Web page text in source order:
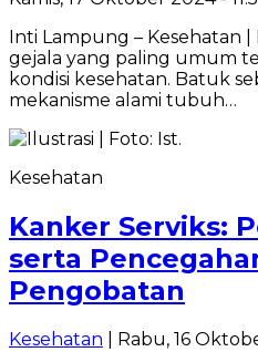
Inti Lampung – Kesehatan
gejala yang paling umum
kondisi kesehatan. Batuk
mekanisme alami tubuh…
Kesehatan
Kanker Serviks:
serta
Pengobatan
Kesehatan | Rabu, 16